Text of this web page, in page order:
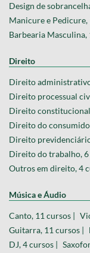
Design de
Manicure e Pedicure,
Barbearia Masculina,
Direito
Direito
Direito processual
Direito
Direito do
Direito
Direito do trabalho, 6
Outros em direito, 4
Música e Áudio
Canto, 11 cursos |
Guitarra, 11 cursos |
DJ, 4 cursos |